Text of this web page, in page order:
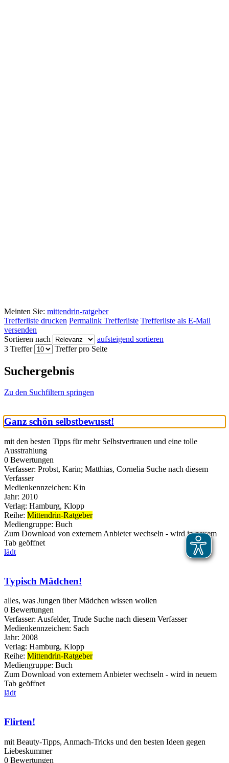
Meinten Sie: mittendrin-ratgeber
Trefferliste drucken Permalink Trefferliste Trefferliste als E-Mail
versenden
Sortieren nach
aufsteigend sortieren
3 Treffer
Treffer pro Seite
Suchergebnis
Zu den Suchfiltern springen
Ganz schön selbstbewusst!
mit den besten Tipps für mehr Selbstvertrauen und eine tolle
Ausstrahlung
0 Bewertungen
Verfasser: Probst, Karin; Matthias, Cornelia Suche nach diesem
Verfasser
Medienkennzeichen: Kin
Jahr: 2010
Verlag: Hamburg, Klopp
Reihe: Mittendrin-Ratgeber
Mediengruppe: Buch
Zum Download von externem Anbieter wechseln - wird in neuem
Tab geöffnet
lädt
Typisch Mädchen!
alles, was Jungen über Mädchen wissen wollen
0 Bewertungen
Verfasser: Ausfelder, Trude Suche nach diesem Verfasser
Medienkennzeichen: Sach
Jahr: 2008
Verlag: Hamburg, Klopp
Reihe: Mittendrin-Ratgeber
Mediengruppe: Buch
Zum Download von externem Anbieter wechseln - wird in neuem
Tab geöffnet
lädt
Flirten!
mit Beauty-Tipps, Anmach-Tricks und den besten Ideen gegen
Liebeskummer
0 Bewertungen